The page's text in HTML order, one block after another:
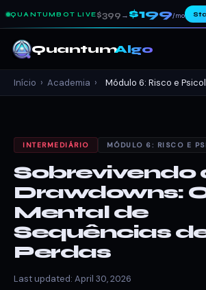
QUANTUMBOT LIVE $399 → $199/mo
QuantumAlgo
Início › Academia › Módulo 6: Risco e
INTERMEDIÁRIO MÓDULO 6: RISCO E
Sobrevivendo
Drawdowns:
Mental de
Sequências
Perdas
Last updated: April 30, 2026